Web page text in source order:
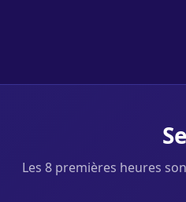
Les 8 premières heures